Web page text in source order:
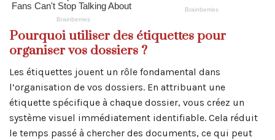
Pourquoi utiliser des étiquettes pour
organiser vos dossiers ?
Les étiquettes jouent un rôle fondamental dans
l’organisation de vos dossiers. En attribuant une
étiquette spécifique à chaque dossier, vous créez un
système visuel immédiatement identifiable. Cela réduit
le temps passé à chercher des documents, ce qui peut